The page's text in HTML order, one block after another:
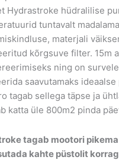
Hydrastroke hüdralilise
tuntavalt
materjali
kõrgsuve filter. 15m
ning on
saavutamaks ideaalse
tagab sellega täpse ja
katta üle 800m2 pinda
tagab mootori
kahte püstolit